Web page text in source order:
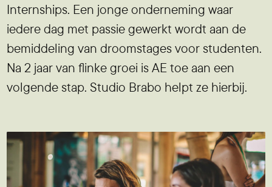
Internships. Een jonge onderneming waar
iedere dag met passie gewerkt wordt aan de
bemiddeling van droomstages voor studenten.
Na 2 jaar van flinke groei is AE toe aan een
volgende stap. Studio Brabo helpt ze hierbij.